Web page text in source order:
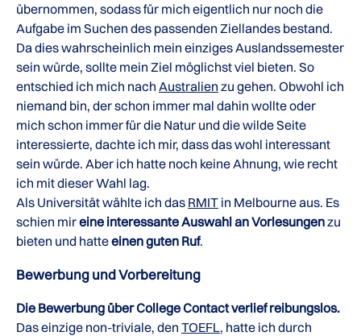
übernommen, sodass für mich eigentlich nur noch die
Aufgabe im Suchen des passenden Ziellandes bestand.
Da dies wahrscheinlich mein einziges Auslandssemester
sein würde, sollte mein Ziel möglichst viel bieten. So
entschied ich mich nach Australien zu gehen. Obwohl ich
niemand bin, der schon immer mal dahin wollte oder
mich schon immer für die Natur und die wilde Seite
interessierte, dachte ich mir, dass das wohl interessant
sein würde. Aber ich hatte noch keine Ahnung, wie recht
ich mit dieser Wahl lag.
Als Universität wählte ich das RMIT in Melbourne aus. Es
schien mireine interessante Auswahl an Vorlesungenzu
bieten und hatteeinen guten Ruf.
Bewerbung und Vorbereitung
Die Bewerbung über College Contact verlief reibungslos.
Das einzige non-triviale, den TOEFL, hatte ich durch